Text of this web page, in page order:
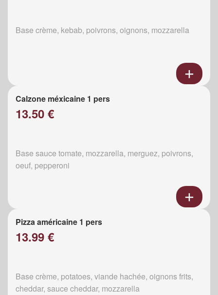
Base crème, kebab, poivrons, oignons, mozzarella
Calzone méxicaine 1 pers
13.50 €
Base sauce tomate, mozzarella, merguez, poivrons,
oeuf, pepperoni
Pizza américaine 1 pers
13.99 €
Base crème, potatoes, viande hachée, oignons frits,
cheddar, sauce cheddar, mozzarella